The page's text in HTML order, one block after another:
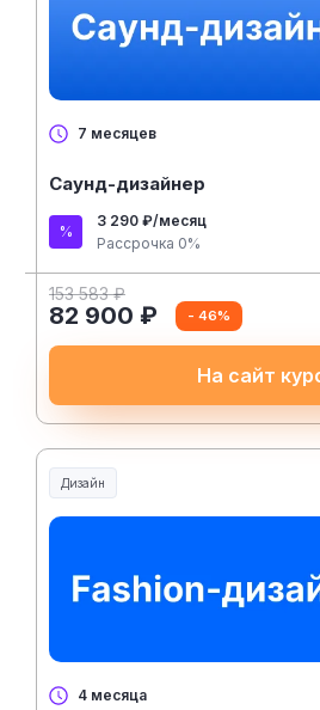
7 месяцев
Саунд-дизайнер
3 290 ₽/месяц
Рассрочка 0%
153 583 ₽
82 900 ₽ - 46%
На сайт
Дизайн
4 месяца